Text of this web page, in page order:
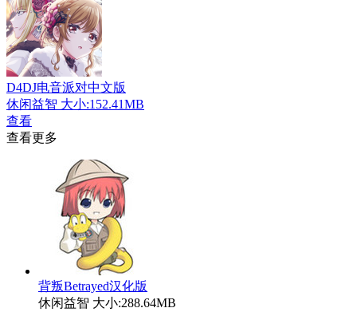
D4DJ电音派对中文版
休闲益智 大小:152.41MB
查看
查看更多
背叛Betrayed汉化版
休闲益智 大小:288.64MB